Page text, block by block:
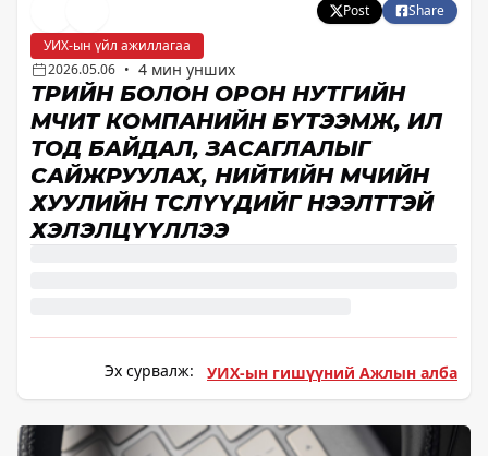
Post
Share
УИХ-ын үйл ажиллагаа
2026.05.06 • 4 мин унших
ТӨРИЙН БОЛОН ОРОН НУТГИЙН
ӨМЧИТ КОМПАНИЙН БҮТЭЭМЖ, ИЛ
ТОД БАЙДАЛ, ЗАСАГЛАЛЫГ
САЙЖРУУЛАХ, НИЙТИЙН ӨМЧИЙН
ХУУЛИЙН ТӨСЛҮҮДИЙГ НЭЭЛТТЭЙ
ХЭЛЭЛЦҮҮЛЛЭЭ
Эх сурвалж: УИХ-ын гишүүний Ажлын алба